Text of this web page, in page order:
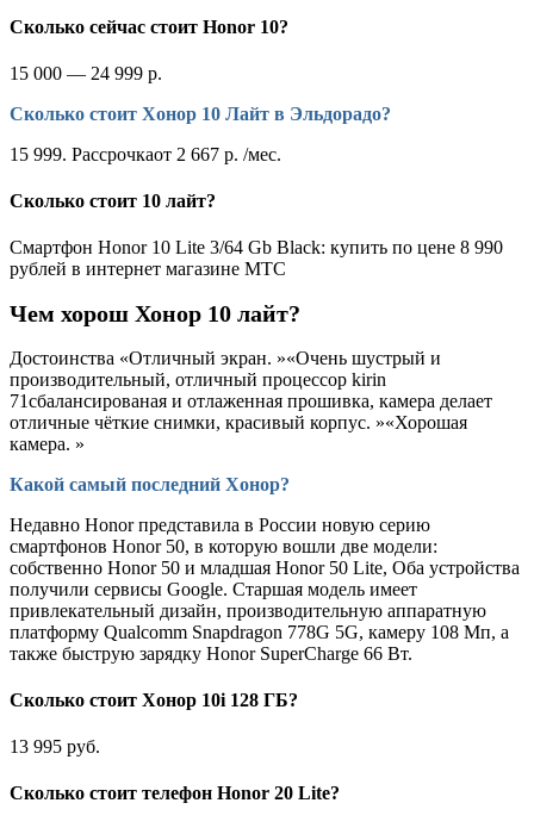
Сколько сейчас стоит Honor 10?
15 000 — 24 999 р.
Сколько стоит Хонор 10 Лайт в Эльдорадо?
15 999. Рассрочкаот 2 667 р. /мес.
Сколько стоит 10 лайт?
Смартфон Honor 10 Lite 3/64 Gb Black: купить по цене 8 990
рублей в интернет магазине МТС
Чем хорош Хонор 10 лайт?
Достоинства «Отличный экран. »«Очень шустрый и
производительный, отличный процессор kirin
71сбалансированая и отлаженная прошивка, камера делает
отличные чёткие снимки, красивый корпус. »«Хорошая
камера. »
Какой самый последний Хонор?
Недавно Honor представила в России новую серию
смартфонов Honor 50, в которую вошли две модели:
собственно Honor 50 и младшая Honor 50 Lite, Оба устройства
получили сервисы Google. Старшая модель имеет
привлекательный дизайн, производительную аппаратную
платформу Qualcomm Snapdragon 778G 5G, камеру 108 Мп, а
также быструю зарядку Honor SuperCharge 66 Вт.
Сколько стоит Хонор 10i 128 ГБ?
13 995 руб.
Сколько стоит телефон Honor 20 Lite?